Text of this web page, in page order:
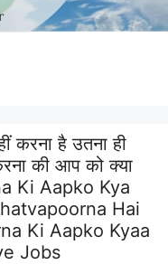
करना है उतना ही
की आप को क्या
Ki Aapko Kya
Hai
Ki Aapko Kyaa
Jobs